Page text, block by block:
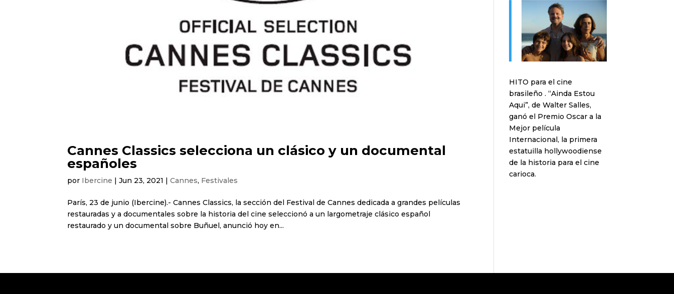
Cannes Classics selecciona un clásico y un documental
españoles
por Ibercine |Jun 23, 2021 |Cannes, Festivales
París, 23 de junio (Ibercine).- Cannes Classics, la sección del Festival de Cannes dedicada a grandes películas
restauradas y a documentales sobre la historia del cine seleccionó a un largometraje clásico español
restaurado y un documental sobre Buñuel, anunció hoy en...
HITO para el cine
brasileño . “Ainda Estou
Aqui”, de Walter Salles,
ganó el Premio Oscar a la
Mejor película
Internacional, la primera
estatuilla hollywoodiense
de la historia para el cine
carioca.